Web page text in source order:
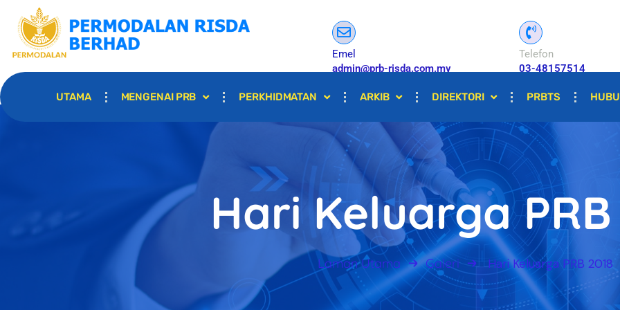
Emel
admin@prb-risda.com.my
Telefon
03-48157514
UTAMA MENGENAI PRB PERKHIDMATAN ARKIB DIREKTORI PRBTS
Hari Keluarga PRB
Laman Utama Galeri Hari Keluarga PRB 2018